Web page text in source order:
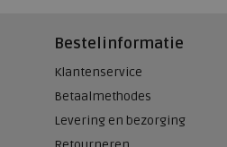
Bestelinformatie
Klantenservice
Betaalmethodes
Levering en bezorging